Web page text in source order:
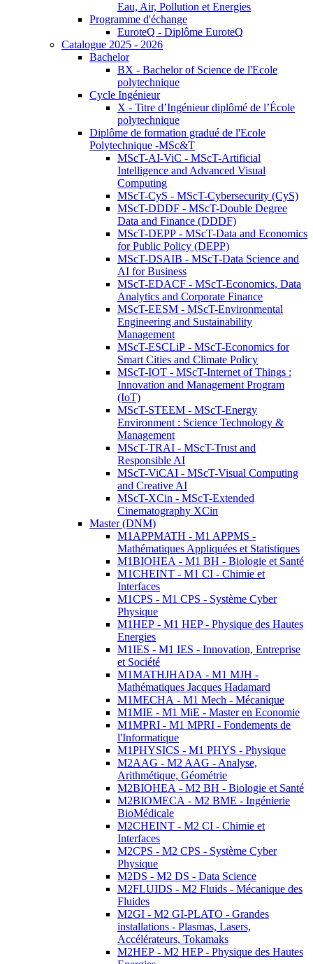
Eau, Air, Pollution et Energies
Programme d'échange
EuroteQ - Diplôme EuroteQ
Catalogue 2025 - 2026
Bachelor
BX - Bachelor of Science de l'Ecole
polytechnique
Cycle Ingénieur
X - Titre d’Ingénieur diplômé de l’École
polytechnique
Diplôme de formation gradué de l'Ecole
Polytechnique -MSc&T
MScT-AI-ViC - MScT-Artificial
Intelligence and Advanced Visual
Computing
MScT-CyS - MScT-Cybersecurity (CyS)
MScT-DDDF - MScT-Double Degree
Data and Finance (DDDF)
MScT-DEPP - MScT-Data and Economics
for Public Policy (DEPP)
MScT-DSAIB - MScT-Data Science and
AI for Business
MScT-EDACF - MScT-Economics, Data
Analytics and Corporate Finance
MScT-EESM - MScT-Environmental
Engineering and Sustainability
Management
MScT-ESCLiP - MScT-Economics for
Smart Cities and Climate Policy
MScT-IOT - MScT-Internet of Things :
Innovation and Management Program
(IoT)
MScT-STEEM - MScT-Energy
Environment : Science Technology &
Management
MScT-TRAI - MScT-Trust and
Responsible AI
MScT-ViCAI - MScT-Visual Computing
and Creative AI
MScT-XCin - MScT-Extended
Cinematography XCin
Master (DNM)
M1APPMATH - M1 APPMS -
Mathématiques Appliquées et Statistiques
M1BIOHEA - M1 BH - Biologie et Santé
M1CHEINT - M1 CI - Chimie et
Interfaces
M1CPS - M1 CPS - Système Cyber
Physique
M1HEP - M1 HEP - Physique des Hautes
Energies
M1IES - M1 IES - Innovation, Entreprise
et Société
M1MATHJHADA - M1 MJH -
Mathématiques Jacques Hadamard
M1MECHA - M1 Mech - Mécanique
M1MIE - M1 MiE - Master en Economie
M1MPRI - M1 MPRI - Fondements de
l'Informatique
M1PHYSICS - M1 PHYS - Physique
M2AAG - M2 AAG - Analyse,
Arithmétique, Géométrie
M2BIOHEA - M2 BH - Biologie et Santé
M2BIOMECA - M2 BME - Ingénierie
BioMédicale
M2CHEINT - M2 CI - Chimie et
Interfaces
M2CPS - M2 CPS - Système Cyber
Physique
M2DS - M2 DS - Data Science
M2FLUIDS - M2 Fluids - Mécanique des
Fluides
M2GI - M2 GI-PLATO - Grandes
installations - Plasmas, Lasers,
Accélérateurs, Tokamaks
M2HEP - M2 HEP - Physique des Hautes